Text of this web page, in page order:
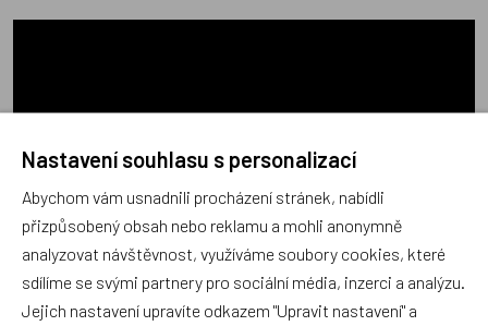
Nastavení souhlasu s personalizací
Abychom vám usnadnili procházení stránek, nabídli
přizpůsobený obsah nebo reklamu a mohli anonymně
analyzovat návštěvnost, využíváme soubory cookies, které
sdílíme se svými partnery pro sociální média, inzerci a analýzu.
Jejich nastavení upravíte odkazem "Upravit nastavení" a